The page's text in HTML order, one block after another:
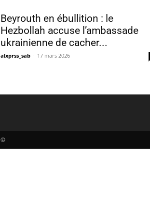
Beyrouth en ébullition : le
Hezbollah accuse l’ambassade
ukrainienne de cacher...
alxprss_sab - 17 mars 2026
©